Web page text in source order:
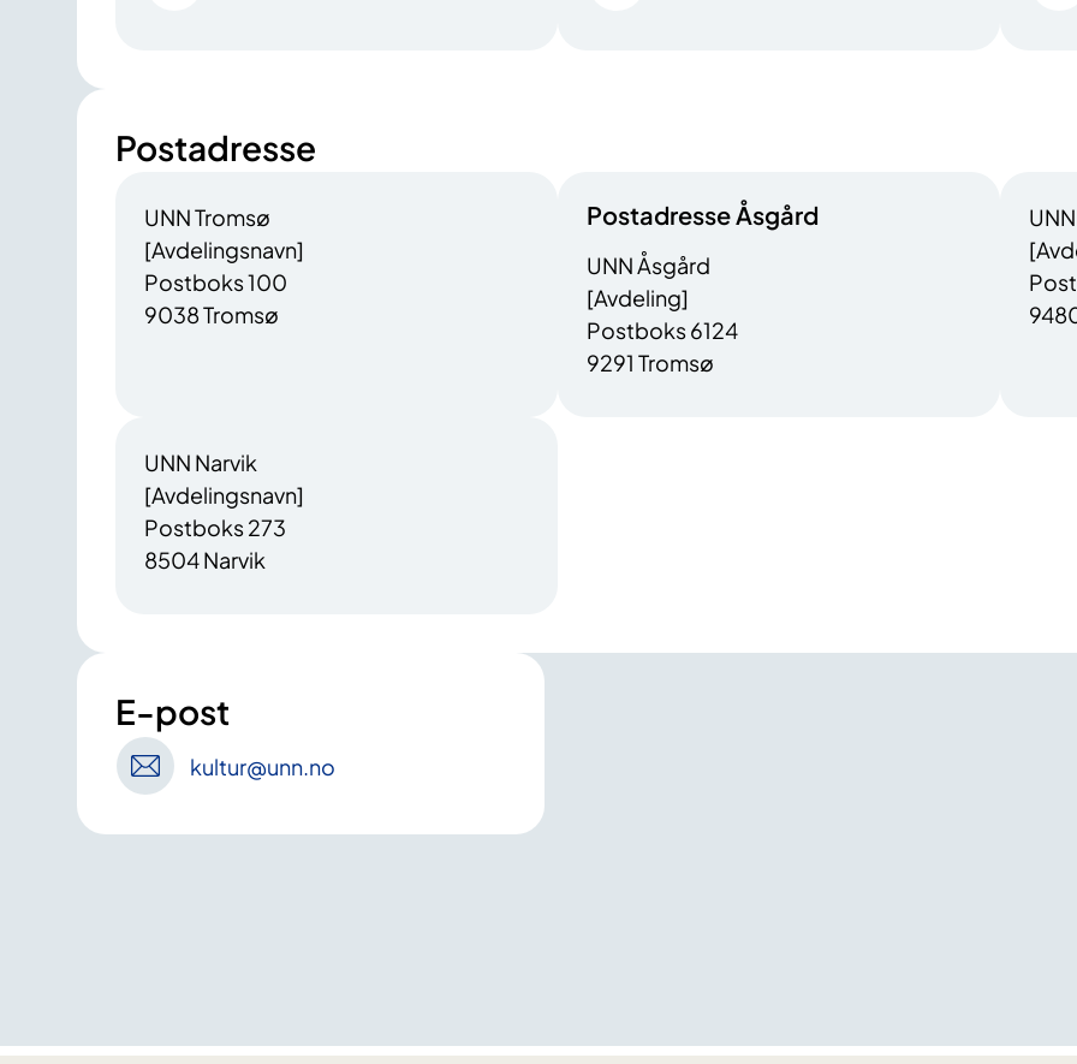
Postadresse
UNN Tromsø
[Avdelingsnavn]
Postboks 100
9038 Tromsø
Postadresse Åsgård
UNN Åsgård
[Avdeling]
Postboks 6124
9291 Tromsø
UNN Narvik
[Avdelingsnavn]
Postboks 273
8504 Narvik
E-post
kultur@unn.no